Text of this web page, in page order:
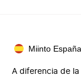
Miinto España
A diferencia de